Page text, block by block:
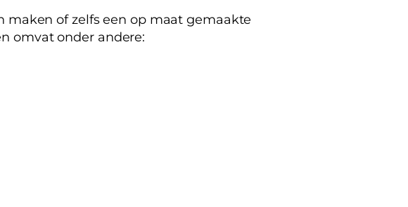
of zelfs een op maat gemaakte
omvat onder andere: